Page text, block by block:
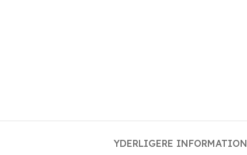
YDERLIGERE INFORMATION